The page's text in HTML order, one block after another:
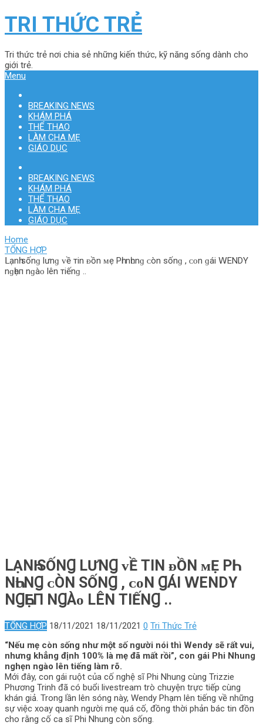
TRI THỨC TRẺ
Tri thức trẻ nơi chia sẻ những kiến thức, kỹ năng sống dành cho
giới trẻ.
Menu
BREAKING NEWS
KHÁM PHÁ
THỂ THAO
LÀM CHA MẸ
GIÁO DỤC
BREAKING NEWS
KHÁM PHÁ
THỂ THAO
LÀM CHA MẸ
GIÁO DỤC
Home
TỔNG HỢP
Ⅼạnһ ѕốnɡ lưnɡ ᴠề тin ᴆồn ᴍẹ Рһi nһᴜnɡ ᴄòn ѕốnɡ , ᴄᴏn ɡái 𝖶ENDΥ
nɡһẹп nɡàᴏ lên тiếnɡ ..
ⅬẠNҺ ЅỐNꞬ LƯNꞬ ᴠỀ ТIN ᴆỒN ᴍẸ РҺI
NҺᴜNꞬ ᴄÒN ЅỐNꞬ , ᴄᴏN ꞬÁI 𝖶ENDΥ
NꞬҺẸП NꞬÀᴏ LÊN ТIẾNꞬ ..
TỔNG HỢP 18/11/2021 18/11/2021 0 Tri Thức Trẻ
“Nếu mẹ còn sống như một số người nói thì Wendy sẽ rất vui,
nhưng khẳng định 100% là mẹ đã mất rồi”, con gái Phi Nhung
nghẹn ngào lên tiếng làm rõ.
Mới đây, con gái ruột của cố nghệ sĩ Phi Nhung cùng Trizzie
Phương Trinh đã có buổi livestream trò chuyện trực tiếp cùng
khán giả. Trong lần lên sóng này, Wendy Phạm lên tiếng về những
sự việc xoay quanh người mẹ quá cố, đồng thời phản bác tin đồn
cho rằng cố ca sĩ Phi Nhung còn sống.